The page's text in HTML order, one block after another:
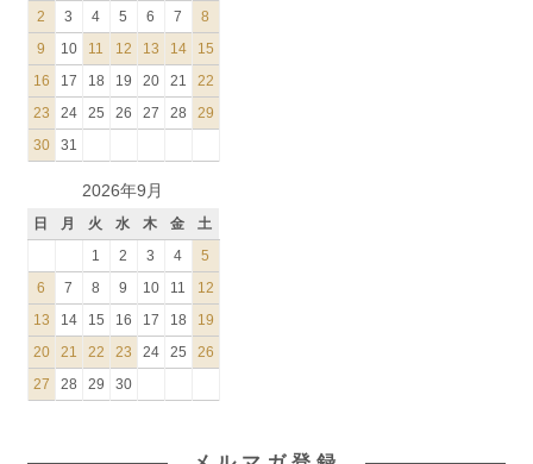
2
3 4 5 6 7
8
9
10 11 12 13 14
15
16
17 18 19 20 21
22
23
24 25 26 27 28
29
30
31
2026年9月
日 月 火 水 木 金
土
1
2 3 4
5
6
7 8 9 10 11
12
13
14 15 16 17 18
19
20
21 22 23 24 25
26
27
28 29 30